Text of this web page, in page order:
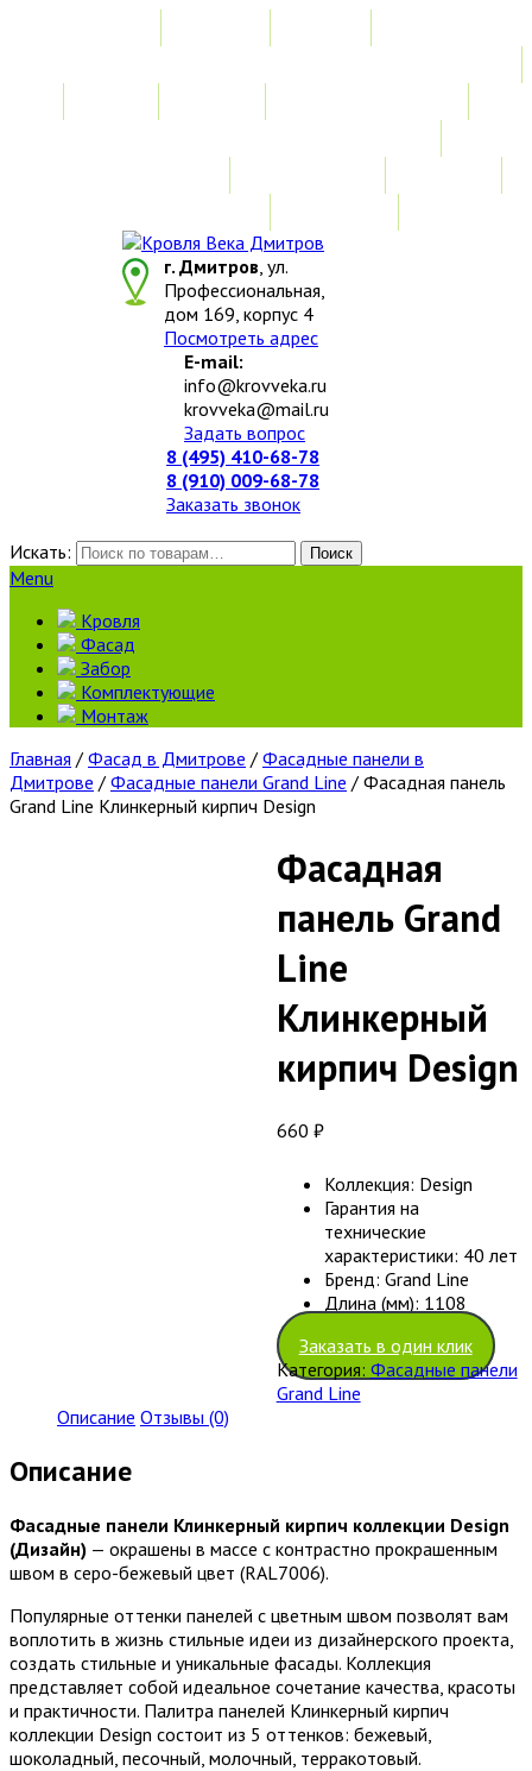
г. Дмитров, ул.
Профессиональная,
дом 169, корпус 4
Посмотреть адрес
E-mail:
info@krovveka.ru
krovveka@mail.ru
Задать вопрос
8 (495) 410-68-78
8 (910) 009-68-78
Заказать звонок
Искать:
Поиск
Menu
Кровля
Фасад
Забор
Комплектующие
Монтаж
Главная / Фасад в Дмитрове / Фасадные панели в
Дмитрове / Фасадные панели Grand Line / Фасадная панель
Grand Line Клинкерный кирпич Design
Фасадная
панель Grand
Line
Клинкерный
кирпич Design
660 ₽
Коллекция: Design
Гарантия на
технические
характеристики: 40 лет
Бренд: Grand Line
Длина (мм): 1108
Заказать в один клик
Категория: Фасадные панели
Grand Line
Описание Отзывы (0)
Описание
Фасадные панели Клинкерный кирпич коллекции Design
(Дизайн) — окрашены в массе с контрастно прокрашенным
швом в серо-бежевый цвет (RAL7006).
Популярные оттенки панелей с цветным швом позволят вам
воплотить в жизнь стильные идеи из дизайнерского проекта,
создать стильные и уникальные фасады. Коллекция
представляет собой идеальное сочетание качества, красоты
и практичности. Палитра панелей Клинкерный кирпич
коллекции Design состоит из 5 оттенков: бежевый,
шоколадный, песочный, молочный, терракотовый.